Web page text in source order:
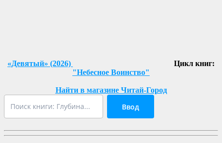
«Девятый» (2026)
Цикл книг:
"Небесное Воинство"
Найти в магазине Читай-Город
Ввод